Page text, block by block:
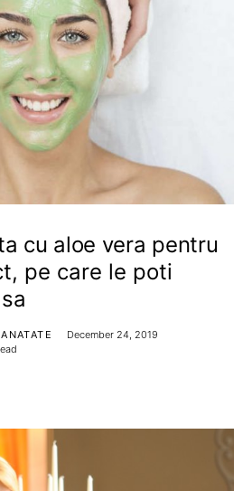
cu aloe vera pentru
pe care le poti
December 24, 2019